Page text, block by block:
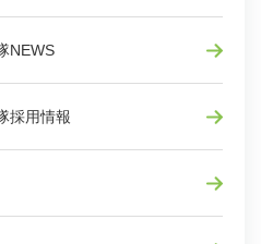
NEWS
採用情報